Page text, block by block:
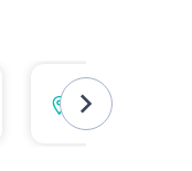
En el